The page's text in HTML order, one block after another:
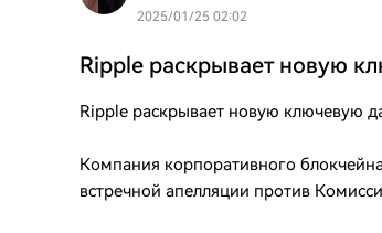
2025/01/25 02:02
Ripple раскрывает новую
Ripple раскрывает новую ключевую
Компания корпоративного
встречной апелляции против